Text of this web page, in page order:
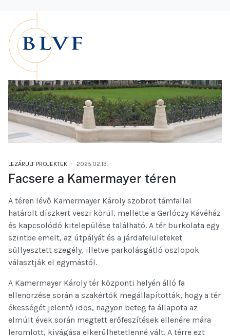
LEZÁRULT PROJEKTEK 2025.02.13.
Facsere a Kamermayer téren
A téren lévő Kamermayer Károly szobrot támfallal
határolt díszkert veszi körül, mellette a Gerlóczy Kávéház
és kapcsolódó kitelepülése található. A tér burkolata egy
szintbe emelt, az útpályát és a járdafelületeket
süllyesztett szegély, illetve parkolásgátló oszlopok
választják el egymástól.
A Kamermayer Károly tér központi helyén álló fa
ellenőrzése során a szakértők megállapították, hogy a tér
ékességét jelentő idős, nagyon beteg fa állapota az
elmúlt évek során megtett erőfeszítések ellenére mára
leromlott, kivágása elkerülhetetlenné vált. A térre ezt